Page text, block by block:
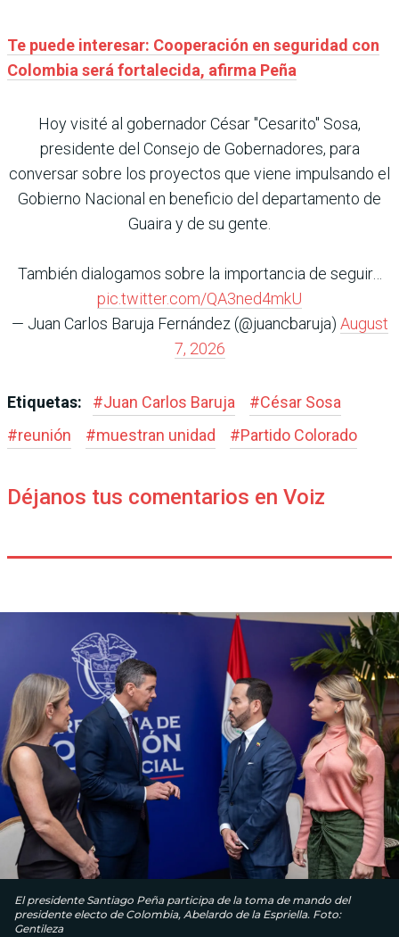
Te puede interesar: Cooperación en seguridad con
Colombia será fortalecida, afirma Peña
Hoy visité al gobernador César "Cesarito" Sosa,
presidente del Consejo de Gobernadores, para
conversar sobre los proyectos que viene impulsando el
Gobierno Nacional en beneficio del departamento de
Guaira y de su gente.
También dialogamos sobre la importancia de seguir…
pic.twitter.com/QA3ned4mkU
— Juan Carlos Baruja Fernández (@juancbaruja) August
7, 2026
Etiquetas: #Juan Carlos Baruja #César Sosa
#reunión #muestran unidad #Partido Colorado
Déjanos tus comentarios en Voiz
El presidente Santiago Peña participa de la toma de mando del
presidente electo de Colombia, Abelardo de la Espriella. Foto:
Gentileza